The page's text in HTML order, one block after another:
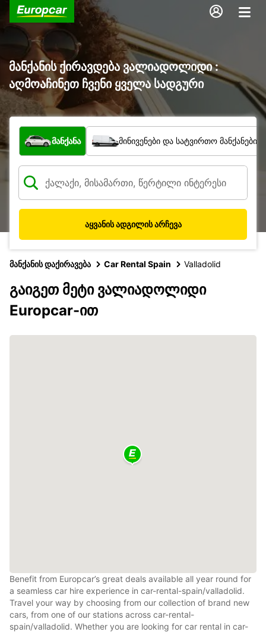
მანქანის ქირავდება ვალიადოლიდი :
აღმოაჩინეთ ჩვენი ყველა სადგური
რა ტიპის ავტომობილი?
მანქანა მინივენები და სატვირთო მანქანები
აყვანის ადგილის არჩევა
მანქანის დაქირავება Car Rental Spain Valladolid
გაიგეთ მეტი ვალიადოლიდი
Europcar-ით
Benefit from Europcar’s great deals available all year round for
a seamless car hire experience in car-rental-spain/valladolid.
Travel your way by choosing from our collection of brand new
cars, from one of our stations across car-rental-
spain/valladolid. Whether you are looking for car rental in car-